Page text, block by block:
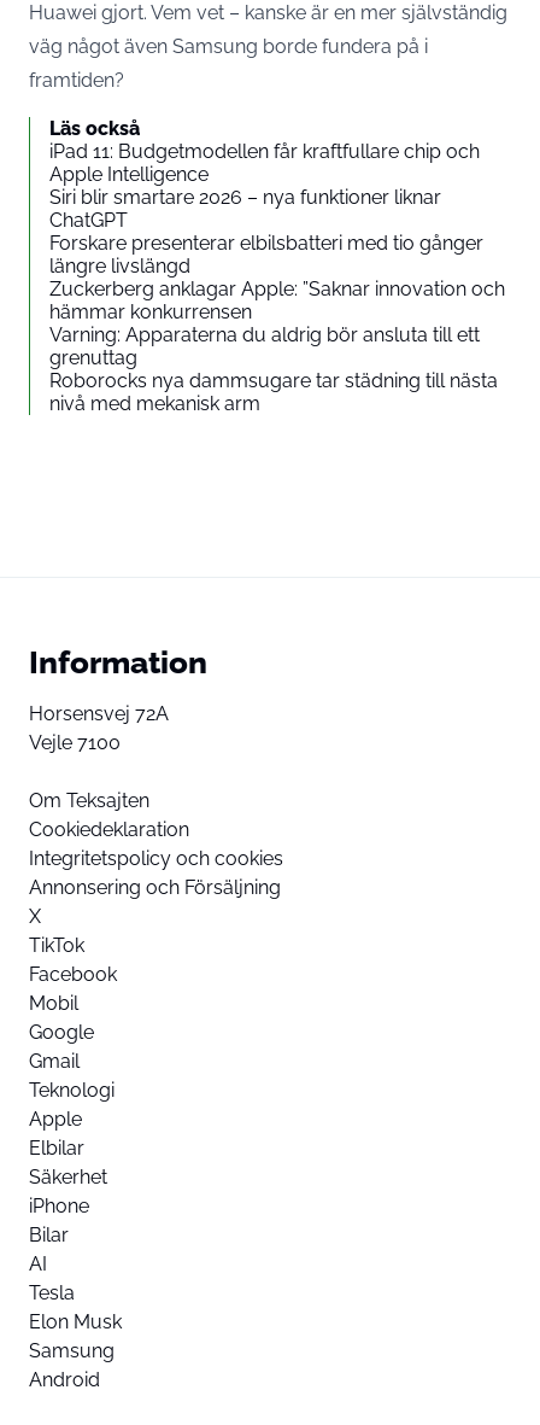
Huawei gjort. Vem vet – kanske är en mer självständig
väg något även Samsung borde fundera på i
framtiden?
Läs också
iPad 11: Budgetmodellen får kraftfullare chip och
Apple Intelligence
Siri blir smartare 2026 – nya funktioner liknar
ChatGPT
Forskare presenterar elbilsbatteri med tio gånger
längre livslängd
Zuckerberg anklagar Apple: ”Saknar innovation och
hämmar konkurrensen
Varning: Apparaterna du aldrig bör ansluta till ett
grenuttag
Roborocks nya dammsugare tar städning till nästa
nivå med mekanisk arm
Information
Horsensvej 72A
Vejle 7100
Om Teksajten
Cookiedeklaration
Integritetspolicy och cookies
Annonsering och Försäljning
X
TikTok
Facebook
Mobil
Google
Gmail
Teknologi
Apple
Elbilar
Säkerhet
iPhone
Bilar
AI
Tesla
Elon Musk
Samsung
Android